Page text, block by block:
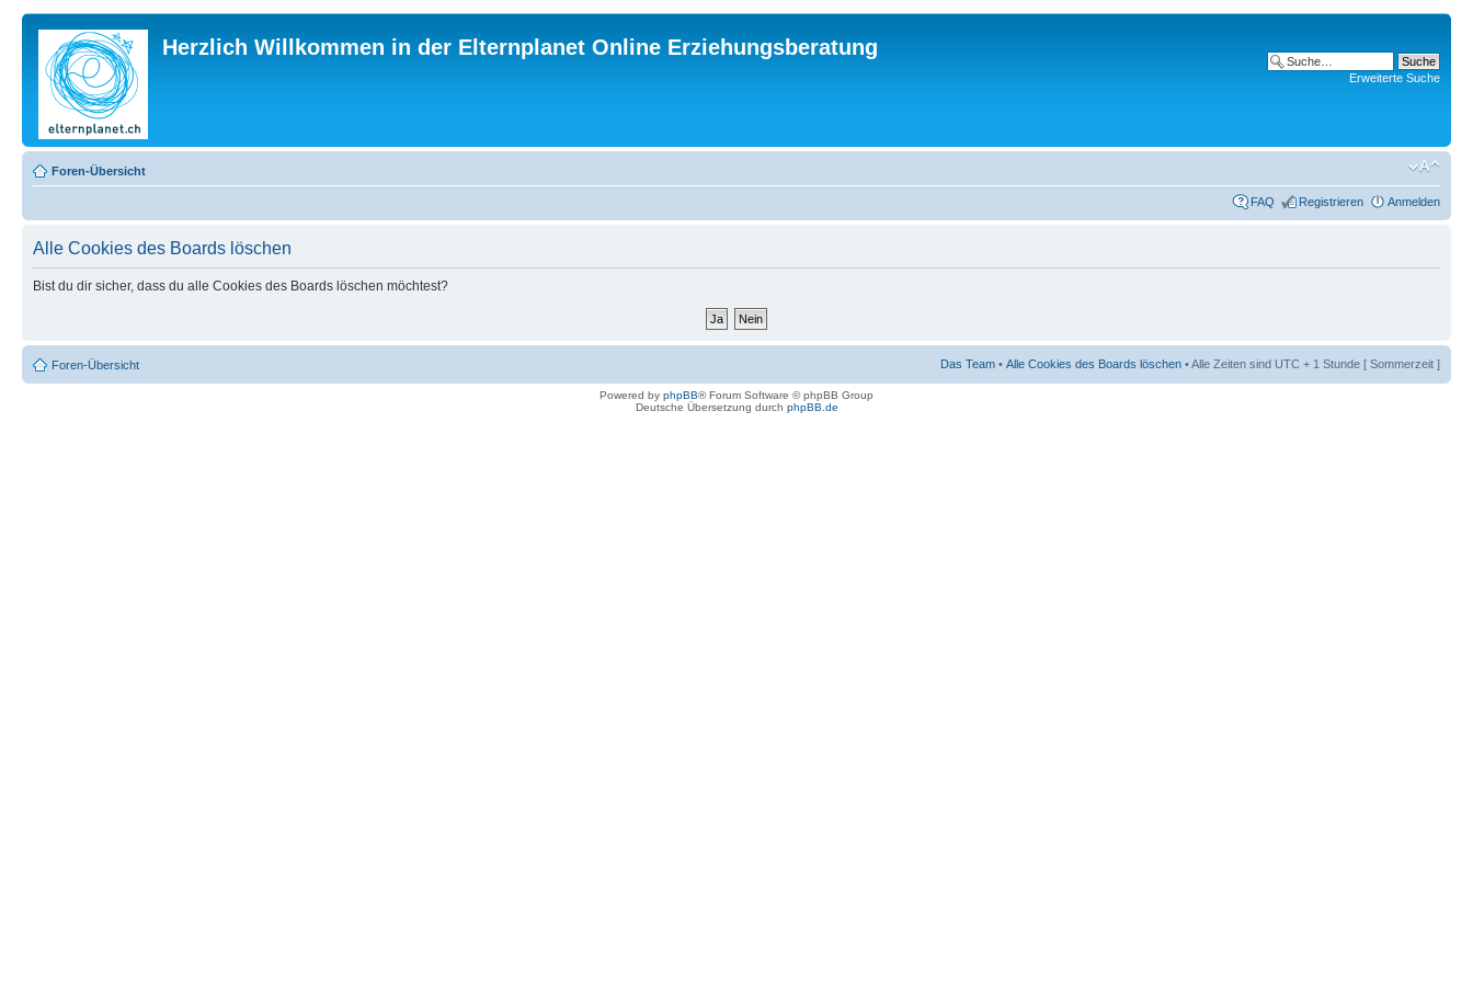
Herzlich Willkommen in der Elternplanet Online Erziehungsberatung
Erweiterte Suche
Foren-Übersicht
FAQ Registrieren Anmelden
Alle Cookies des Boards löschen
Bist du dir sicher, dass du alle Cookies des Boards löschen möchtest?
Foren-Übersicht Das Team • Alle Cookies des Boards löschen • Alle Zeiten sind UTC + 1 Stunde [ Sommerzeit ]
Powered by phpBB® Forum Software © phpBB Group
Deutsche Übersetzung durch phpBB.de